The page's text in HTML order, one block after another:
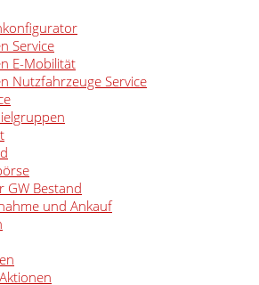
Service
E-Mobilität
Nutzfahrzeuge Service
GW Bestand
und Ankauf